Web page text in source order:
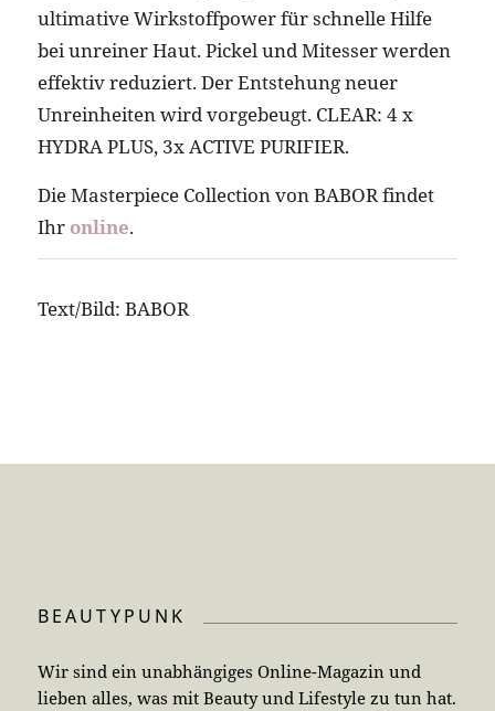
ultimative Wirkstoffpower für schnelle Hilfe
bei unreiner Haut. Pickel und Mitesser werden
effektiv reduziert. Der Entstehung neuer
Unreinheiten wird vorgebeugt. CLEAR: 4 x
HYDRA PLUS, 3x ACTIVE PURIFIER.
Die Masterpiece Collection von BABOR findet
Ihr online.
Text/Bild: BABOR
BEAUTYPUNK
Wir sind ein unabhängiges Online-Magazin und
lieben alles, was mit Beauty und Lifestyle zu tun hat.